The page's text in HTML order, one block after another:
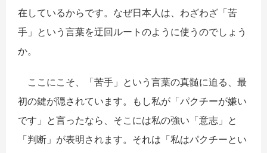
在しているからです。なぜ日本人は、わざわざ「苦
手」という言葉を迂回ルートのように使うのでしょう
か。
ここにこそ、「苦手」という言葉の真髄に迫る、最
初の鍵が隠されています。もし私が「パクチーが嫌い
です」と言ったなら、そこには私の強い「意志」と
「判断」が表明されます。それは「私はパクチーとい